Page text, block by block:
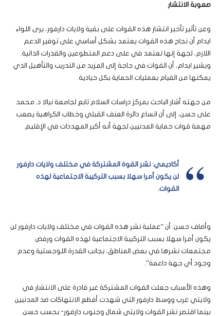
صعوبة الانتشار
وعن تأثير تأخير انتشار هذه القوات على بقية ولايات دارفور، يرى اللواء
ايدام أن نجاح هذه القوات يعتمد بشكل أساسي على توفير الدعم
اللازم، لجهة إنها تعتمد في على دعم المتطوعين والقدرات الذاتية.
ويشير ايدام، أن القوات في حاجة إلى المزيد من التدريب والتأهيل الذي
يمكنها من القيام بعمليات الحماية بكل حيادية.
من جهته أشار الباحث بمركز دراسات السلام تابع لجامعة نيالا د. محمد
على حسن، إلى أن اتساع دائرة العنف القبلي وخطاب الكراهية يصعب
مهمة قوات حماية المدنيين لجهة أنه أكبر المهددات في الإقليم.
أكاديمي: نشر القوة المشتركة في مختلف ولايات دارفور
لن يكون أمرا سهلا بسبب التركيبة الاجتماعية لهذه
القوات.
وأضاف حسن: أن “عملية نشر هذه القوات في مختلف ولايات دارفور لن
يكون أمرا سهلا بسبب التركيبة الاجتماعية لهذه القوات ورفض
مجتمعات نشرها في بعض المناطق، بجانب القدرة اللوجستية وعدم
وجود أي جهة داعمة”.
وهذه الأسباب جعلت القوات المشتركة غير قادرة على الانتشار في
ولايتي غرب ووسط دارفور التي شهدت أفظع الانتهاكات ضد المدنيين
بينما اقتصر نشر القوات ولايتي شمال وجنوب دارفور- بحسب حسن.